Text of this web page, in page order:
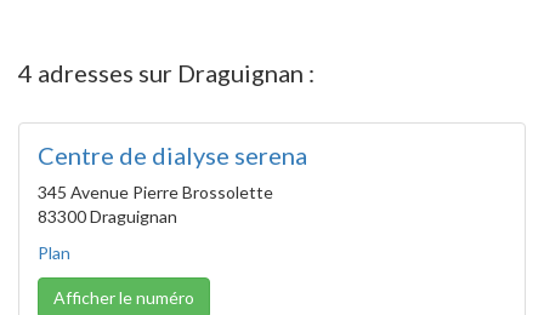
4 adresses sur Draguignan :
Centre de dialyse serena
345 Avenue Pierre Brossolette
83300 Draguignan
Plan
Afficher le numéro